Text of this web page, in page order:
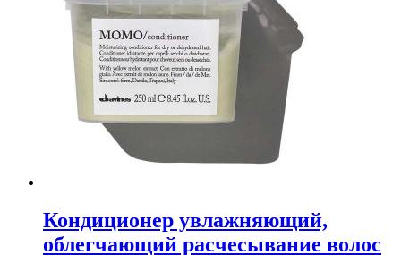
Кондиционер увлажняющий,
облегчающий расчесывание волос